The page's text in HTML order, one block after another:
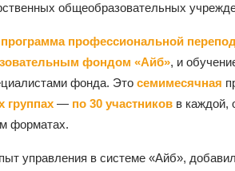
общеобразовательных
профессиональной
фондом «Айб», и
фонда. Это семимесячная
группах — по 30 участников в каждой,
форматах.
управления в системе «Айб»,